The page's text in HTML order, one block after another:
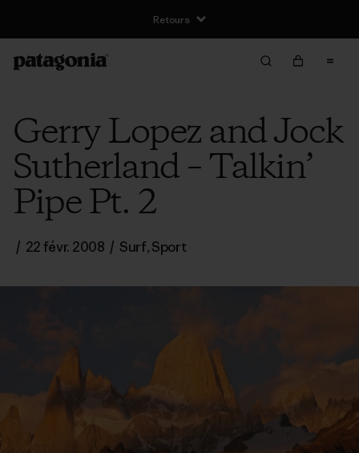
Retours
Gerry Lopez and Jock
Sutherland – Talkin’
Pipe Pt. 2
/ 22 févr. 2008 / Surf,Sport